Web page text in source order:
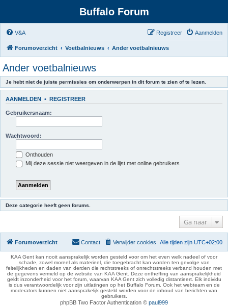
Buffalo Forum
V&A Aanmelden
Registreer
Forumoverzicht Voetbalnieuws Ander voetbalnieuws
Ander voetbalnieuws
Je hebt niet de juiste permissies om onderwerpen in dit forum te zien of te lezen.
AANMELDEN • REGISTREER
Gebruikersnaam:
Wachtwoord:
Onthouden
Mij deze sessie niet weergeven in de lijst met online gebruikers
Deze categorie heeft geen forums.
Ga naar
Forumoverzicht Alle tijden zijn UTC+02:00
Verwijder cookies
Contact
KAA Gent kan nooit aansprakelijk worden gesteld voor om het even welk nadeel of voor
schade, zowel moreel als materieel, die toegebracht kan worden ten gevolge van
feitelijkheden en daden van derden die rechtstreeks of onrechtstreeks verband houden met
de gegevens vermeld op de website van KAA Gent. Deze ontheffing van aansprakelijkheid
geldt inzonderheid voor het forum, waarvan KAA Gent zich volledig distantieert. Elk individu
is dus verantwoordelijk voor zijn uitlatingen op het Buffalo Forum. Ook het webteam en de
moderators kunnen niet aansprakelijk gesteld worden voor de inhoud van berichten van
gebruikers.
phpBB Two Factor Authentication © paul999